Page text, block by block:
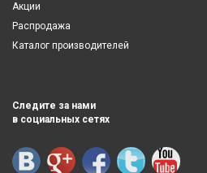
Акции
Распродажа
Каталог производителей
Следите за нами
в социальных сетях